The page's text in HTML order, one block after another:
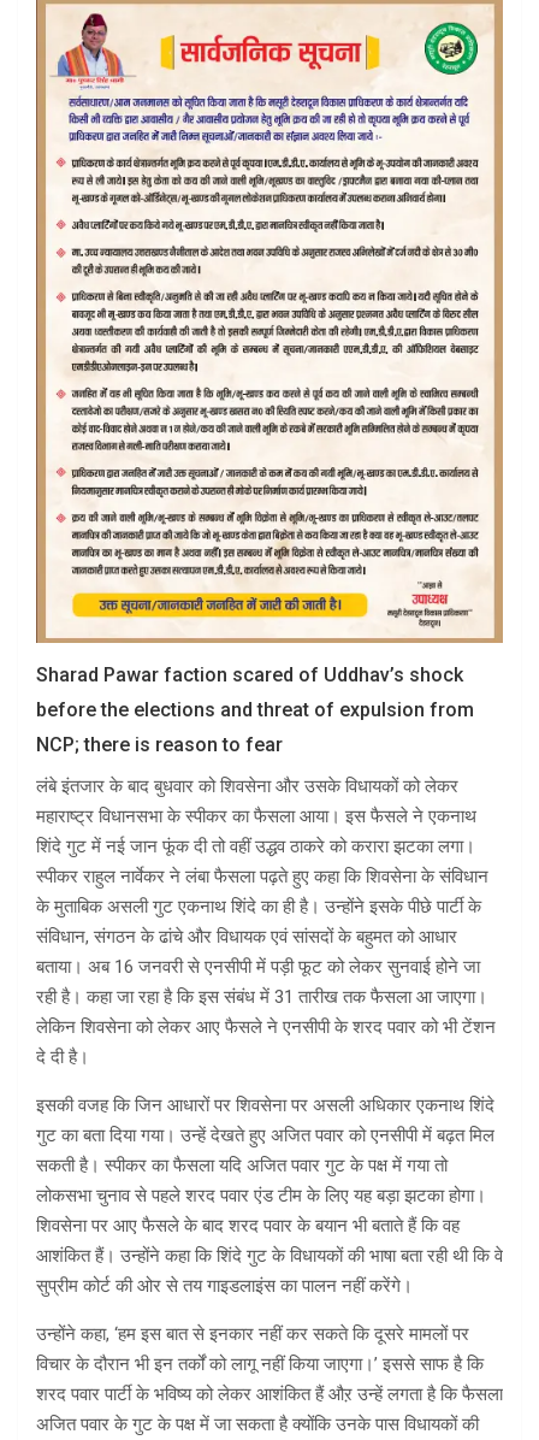
Sharad Pawar faction scared of Uddhav’s shock
before the elections and threat of expulsion from
NCP; there is reason to fear
लंबे इंतजार के बाद बुधवार को शिवसेना और उसके विधायकों को लेकर
महाराष्ट्र विधानसभा के स्पीकर का फैसला आया। इस फैसले ने एकनाथ
शिंदे गुट में नई जान फूंक दी तो वहीं उद्धव ठाकरे को करारा झटका लगा।
स्पीकर राहुल नार्वेकर ने लंबा फैसला पढ़ते हुए कहा कि शिवसेना के संविधान
के मुताबिक असली गुट एकनाथ शिंदे का ही है। उन्होंने इसके पीछे पार्टी के
संविधान, संगठन के ढांचे और विधायक एवं सांसदों के बहुमत को आधार
बताया। अब 16 जनवरी से एनसीपी में पड़ी फूट को लेकर सुनवाई होने जा
रही है। कहा जा रहा है कि इस संबंध में 31 तारीख तक फैसला आ जाएगा।
लेकिन शिवसेना को लेकर आए फैसले ने एनसीपी के शरद पवार को भी टेंशन
दे दी है।
इसकी वजह कि जिन आधारों पर शिवसेना पर असली अधिकार एकनाथ शिंदे
गुट का बता दिया गया। उन्हें देखते हुए अजित पवार को एनसीपी में बढ़त मिल
सकती है। स्पीकर का फैसला यदि अजित पवार गुट के पक्ष में गया तो
लोकसभा चुनाव से पहले शरद पवार एंड टीम के लिए यह बड़ा झटका होगा।
शिवसेना पर आए फैसले के बाद शरद पवार के बयान भी बताते हैं कि वह
आशंकित हैं। उन्होंने कहा कि शिंदे गुट के विधायकों की भाषा बता रही थी कि वे
सुप्रीम कोर्ट की ओर से तय गाइडलाइंस का पालन नहीं करेंगे।
उन्होंने कहा, ‘हम इस बात से इनकार नहीं कर सकते कि दूसरे मामलों पर
विचार के दौरान भी इन तर्कों को लागू नहीं किया जाएगा।’ इससे साफ है कि
शरद पवार पार्टी के भविष्य को लेकर आशंकित हैं औऱ उन्हें लगता है कि फैसला
अजित पवार के गुट के पक्ष में जा सकता है क्योंकि उनके पास विधायकों की